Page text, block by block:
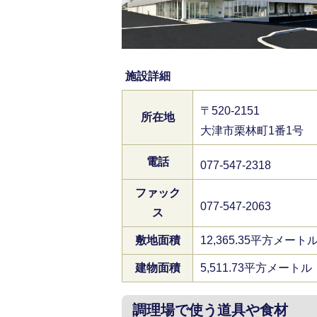
施設詳細
所在地
〒520-2151
大津市栗林町1番1号
電話 077-547-2318
ファック
ス
077-547-2063
敷地面積 12,365.35平方メート
建物面積 5,511.73平方メートル
調理場で使う道具や食材